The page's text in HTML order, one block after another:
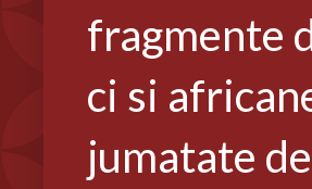
fragmente
ci si
jumatate